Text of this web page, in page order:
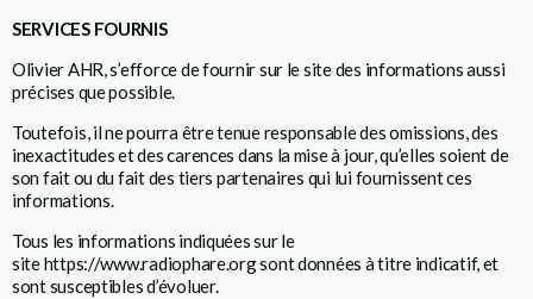
SERVICES FOURNIS
Olivier AHR, s’efforce de fournir sur le site des informations aussi
précises que possible.
Toutefois, il ne pourra être tenue responsable des omissions, des
inexactitudes et des carences dans la mise à jour, qu’elles soient de
son fait ou du fait des tiers partenaires qui lui fournissent ces
informations.
Tous les informations indiquées sur le
sitehttps://www.radiophare.orgsont données à titre indicatif, et
sont susceptibles d’évoluer.